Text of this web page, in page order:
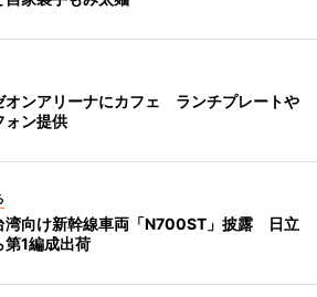
オンアリーナにカフェ ランチプレートや
ォン提供
湾向け新幹線車両「N700ST」披露 日立
第1編成出荷